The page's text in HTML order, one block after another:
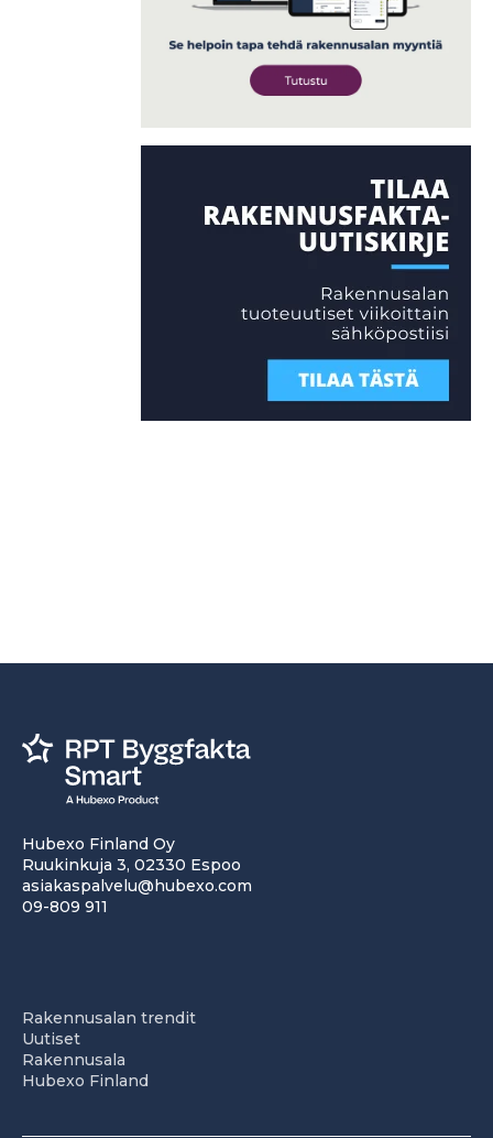
Hubexo Finland Oy
Ruukinkuja 3, 02330 Espoo
asiakaspalvelu@hubexo.com
09-809 911
Rakennusalan trendit
Uutiset
Rakennusala
Hubexo Finland